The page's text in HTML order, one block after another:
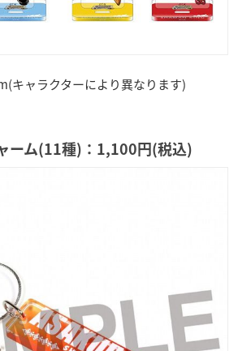
キャラクターにより異なります)
ーム(11種)：1,100円(税込)